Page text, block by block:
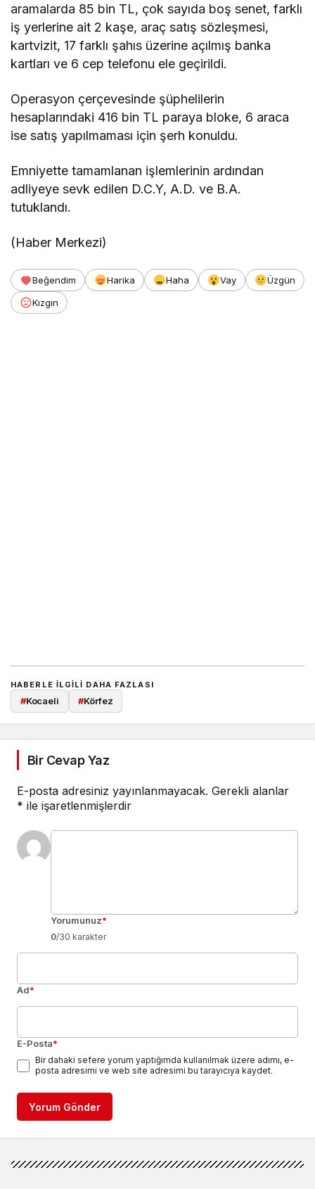
aramalarda 85 bin TL, çok sayıda boş senet, farklı
iş yerlerine ait 2 kaşe, araç satış sözleşmesi,
kartvizit, 17 farklı şahıs üzerine açılmış banka
kartları ve 6 cep telefonu ele geçirildi.
Operasyon çerçevesinde şüphelilerin
hesaplarındaki 416 bin TL paraya bloke, 6 araca
ise satış yapılmaması için şerh konuldu.
Emniyette tamamlanan işlemlerinin ardından
adliyeye sevk edilen D.C.Y, A.D. ve B.A.
tutuklandı.
(Haber Merkezi)
Beğendim Harika Haha Vay
Üzgün
Kızgın
HABERLE ILGILI DAHA FAZLASI
#Kocaeli #Körfez
Bir Cevap Yaz
E-posta adresiniz yayınlanmayacak. Gerekli alanlar
* ile işaretlenmişlerdir
Yorumunuz*
0/30 karakter
Ad*
E-Posta*
Bir dahaki sefere yorum yaptığımda kullanılmak üzere adımı, e-
posta adresimi ve web site adresimi bu tarayıcıya kaydet.
Yorum Gönder